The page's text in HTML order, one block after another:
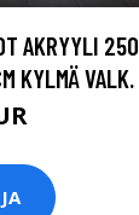
AKRYYLI 250
KYLMÄ VALK.